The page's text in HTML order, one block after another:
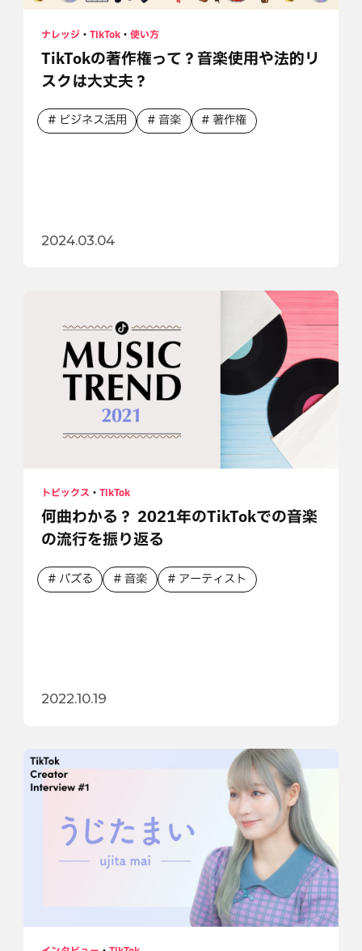
ナレッジ ・TikTok ・使い方
TikTokの著作権って？音楽使用や法的リ
スクは大丈夫？
ビジネス活用 音楽 著作権
2024.03.04
トピックス ・TikTok
何曲わかる？ 2021年のTikTokでの音楽
の流行を振り返る
バズる 音楽 アーティスト
2022.10.19